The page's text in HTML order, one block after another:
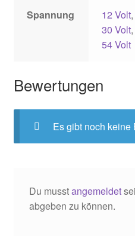
Spannung 12 Volt,
30 Volt
54 Volt
Bewertungen
Es gibt noch keine
Du musstangemeldet
abgeben zu können.